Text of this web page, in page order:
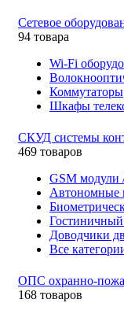
Сетевое
94 товара
Wi-Fi
Коммутаторы
Шкафы
СКУД системы
469 товаров
GSM модули
Автономные
Доводчики
Все
ОПС охранно-
168 товаров